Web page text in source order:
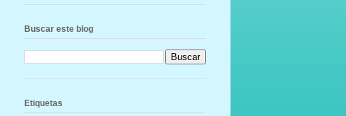
Buscar este blog
Etiquetas